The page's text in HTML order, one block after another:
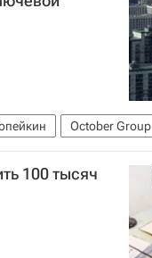
October Group
100 тысяч